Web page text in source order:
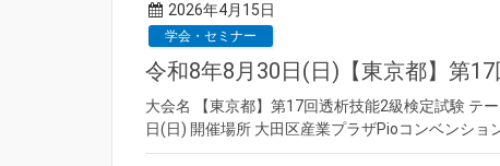
2026年4月15日
学会・セミナー
令和8年8月30日(日)【東京都】第
大会名 【東京都】第17回透析技能2級検定試験
日(日) 開催場所 大田区産業プラザPioコンベンショ